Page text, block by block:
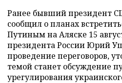
Ранее бывший президент
сообщил о планах
Путиным на Аляске 15
президента России Юрий
проведение переговоров,
темой станет обсуждение
урегулирования